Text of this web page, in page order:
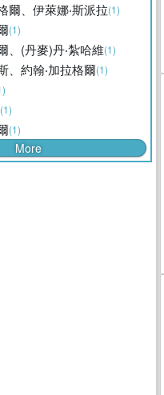
爾、伊萊娜‧斯派拉(1)
(1)
、(丹麥)丹‧紮哈維(1)
、約翰‧加拉格爾(1)
(1)
(1)
More